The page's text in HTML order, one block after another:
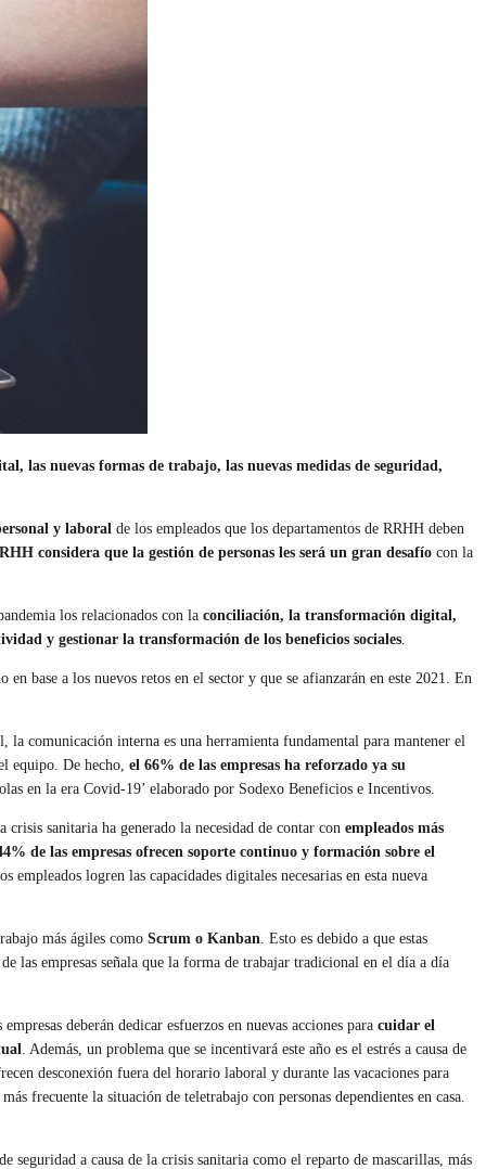
las nuevas formas de trabajo, las nuevas medidas de seguridad,
y laboral de los empleados que los departamentos de RRHH deben
considera que la gestión de personas les será un gran desafío con la
los relacionados con la conciliación, la transformación digital,
y gestionar la transformación de los beneficios sociales
en base a los nuevos retos en el sector y que se afianzarán en este 2021. En
comunicación interna es una herramienta fundamental para mantener el
equipo. De hecho, el 66% de las empresas ha reforzado ya su
en la era Covid-19’ elaborado por Sodexo Beneficios e Incentivos.
sanitaria ha generado la necesidad de contar con empleados más
de las empresas ofrecen soporte continuo y formación sobre el
logren las capacidades digitales necesarias en esta nueva
más ágiles como Scrum o Kanban . Esto es debido a que estas
las empresas señala que la forma de trabajar tradicional en el día a día
deberán dedicar esfuerzos en nuevas acciones para cuidar el
. Además, un problema que se incentivará este año es el estrés a causa de
desconexión fuera del horario laboral y durante las vacaciones para
frecuente la situación de teletrabajo con personas dependientes en casa.
seguridad a causa de la crisis sanitaria como el reparto de mascarillas, más